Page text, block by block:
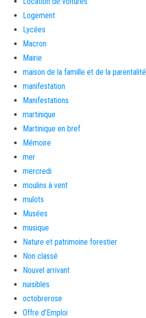
Logement
Lycées
Macron
Mairie
maison de la famille et de la parentalité
manifestation
Manifestations
martinique
Martinique en bref
Mémoire
mer
mercredi
moulins à vent
mulots
Musées
musique
Nature et patrimoine forestier
Non classé
Nouvel arrivant
nuisibles
octobrerose
Offre d'Emploi